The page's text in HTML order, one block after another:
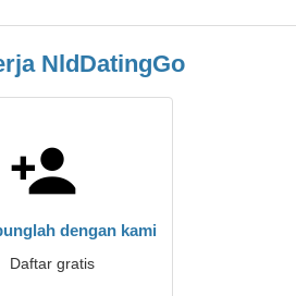
NldDatingGo
dengan kami
Daftar gratis